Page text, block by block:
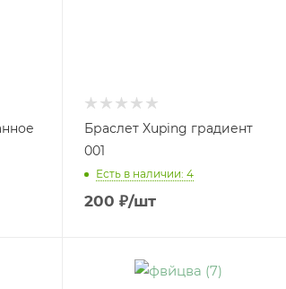
Браслет Xuping градиент
001
Есть в наличии: 4
200 ₽/шт